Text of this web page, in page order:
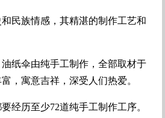
民族情感，其精湛的制作工艺和
纸伞由纯手工制作，全部取材于
，寓意吉祥，深受人们热爱。
历至少72道纯手工制作工序。